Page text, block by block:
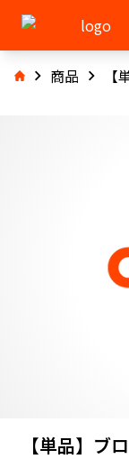
商品
【単品】ブ